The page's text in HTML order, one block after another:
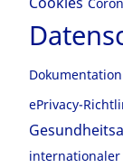
Dokumentation
ePrivacy-